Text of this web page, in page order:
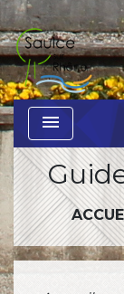
menu